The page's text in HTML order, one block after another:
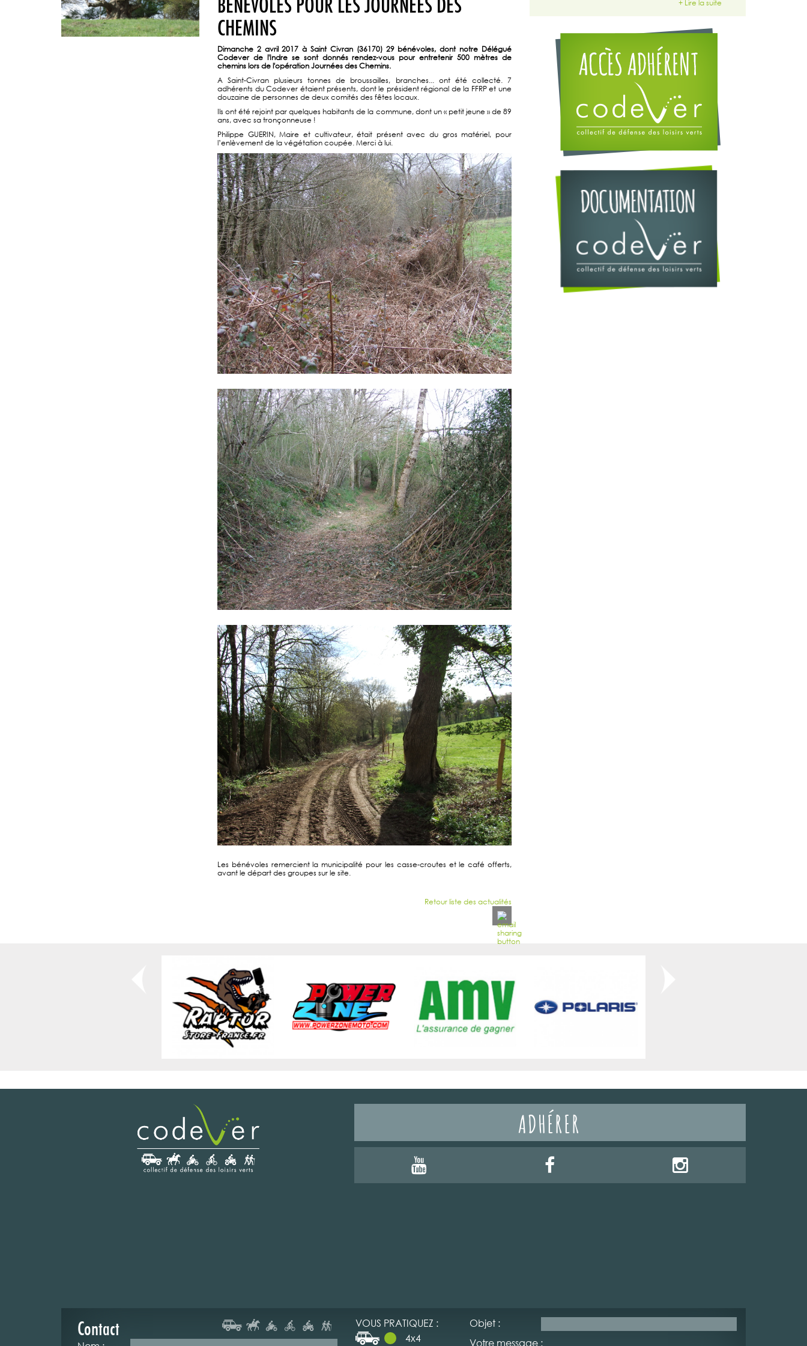
CHEMINS
Dimanche 2 avril 2017 à Saint Civran (36170) 29 bénévoles, dont notre Délégué
Codever de l'Indre se sont donnés rendez-vous pour entretenir 500 mètres de
chemins lors de l'opération Journées des Chemins.
A Saint-Civran plusieurs tonnes de broussailles, branches... ont été collecté. 7
adhérents du Codever étaient présents, dont le président régional de la FFRP et une
douzaine de personnes de deux comités des fêtes locaux.
Ils ont été rejoint par quelques habitants de la commune, dont un « petit jeune » de 89
ans, avec sa tronçonneuse !
Philippe GUERIN, Maire et cultivateur, était présent avec du gros matériel, pour
l’enlèvement de la végétation coupée. Merci à lui.
Les bénévoles remercient la municipalité pour les casse-croutes et le café offerts,
avant le départ des groupes sur le site.
Retour liste des actualités
+ Lire la suite
ADHÉRER
Contact
VOUS PRATIQUEZ :
4x4
Objet :
Votre message :